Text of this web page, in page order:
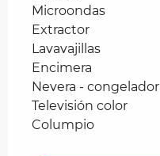
Microondas
Extractor
Lavavajillas
Encimera
Nevera - congelador
Televisión color
Columpio